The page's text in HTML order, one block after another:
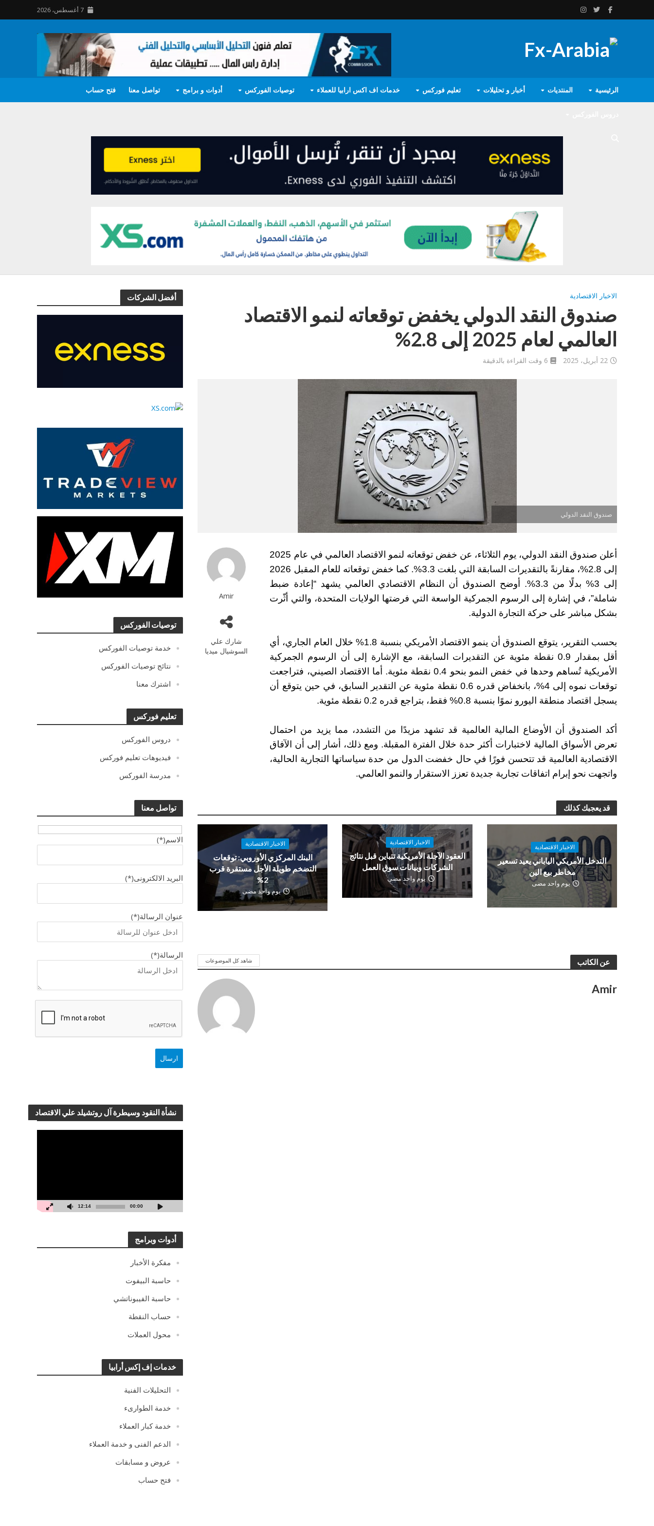
7 أغسطس، 2026
الرئيسية المنتديات أخبار و تحليلات تعليم فوركس خدمات اف اكس ارابيا للعملاء توصيات الفوركس أدوات و برامج تواصل معنا فتح حساب
أفضل الشركات
توصيات الفوركس
خدمة توصيات الفوركس
نتائج توصيات الفوركس
اشترك معنا
تعليم فوركس
دروس الفوركس
فيديوهات تعليم فوركس
مدرسة الفوركس
تواصل معنا
الاسم(*)
البريد الالكترونى(*)
عنوان الرسالة(*)
الرسالة(*)
نشأة النقود وسيطرة آل روتشيلد علي الاقتصاد
00:00
12:14
أدوات وبرامج
مفكرة الأخبار
حاسبة البيفوت
حاسبة الفيبوناتشي
حساب النقطة
محول العملات
خدمات إف إكس أرابيا
التحليلات الفنية
خدمة الطوارىء
خدمة كبار العملاء
الدعم الفنى و خدمة العملاء
عروض و مسابقات
فتح حساب
الاخبار الاقتصادية
صندوق النقد الدولي يخفض توقعاته لنمو الاقتصاد
العالمي لعام 2025 إلى 2.8%
22 أبريل، 2025 6 وقت القراءة بالدقيقة
صندوق النقد الدولي
Amir
شارك علي
السوشيال ميديا
أعلن صندوق النقد الدولي، يوم الثلاثاء، عن خفض توقعاته لنمو الاقتصاد العالمي في عام 2025
إلى 2.8%، مقارنةً بالتقديرات السابقة التي بلغت 3.3%. كما خفض توقعاته للعام المقبل 2026
إلى 3% بدلًا من 3.3%.
أوضح الصندوق أن النظام الاقتصادي العالمي يشهد “إعادة ضبط
شاملة”، في إشارة إلى الرسوم الجمركية الواسعة التي فرضتها الولايات المتحدة، والتي أثّرت
بشكل مباشر على حركة التجارة الدولية.
بحسب التقرير، يتوقع الصندوق أن ينمو الاقتصاد الأمريكي بنسبة 1.8% خلال العام الجاري، أي
أقل بمقدار 0.9 نقطة مئوية عن التقديرات السابقة، مع الإشارة إلى أن الرسوم الجمركية
الأمريكية تُساهم وحدها في خفض النمو بنحو 0.4 نقطة مئوية.
أما الاقتصاد الصيني، فتراجعت
توقعات نموه إلى 4%، بانخفاض قدره 0.6 نقطة مئوية عن التقدير السابق، في حين يتوقع أن
يسجل اقتصاد منطقة اليورو نموًا بنسبة 0.8% فقط، بتراجع قدره 0.2 نقطة مئوية.
أكد الصندوق أن الأوضاع المالية العالمية قد تشهد مزيدًا من التشدد، مما يزيد من احتمال
تعرض الأسواق المالية لاختبارات أكثر حدة خلال الفترة المقبلة. ومع ذلك، أشار إلى أن الآفاق
الاقتصادية العالمية قد تتحسن فورًا في حال خفضت الدول من حدة سياساتها التجارية الحالية،
واتجهت نحو إبرام اتفاقات تجارية جديدة تعزز الاستقرار والنمو العالمي.
قد يعجبك كذلك
الاخبار الاقتصادية
التدخل الأمريكي الياباني يعيد تسعير
مخاطر بيع الين
يوم واحد مضى
الاخبار الاقتصادية
العقود الآجلة الأمريكية تتباين قبل نتائج
الشركات وبيانات سوق العمل
يوم واحد مضى
الاخبار الاقتصادية
البنك المركزي الأوروبي: توقعات
التضخم طويلة الأجل مستقرة قرب
2%
يوم واحد مضى
عن الكاتب شاهد كل الموضوعات
Amir